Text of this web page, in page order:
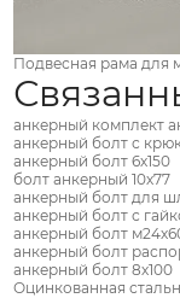
Подвесная рама для
анкерный комплект
анкерный болт с
анкерный болт 6х150
болт анкерный 10х77
анкерный болт для
анкерный болт с
анкерный болт
анкерный болт
анкерный болт 8х100
Оцинкованная